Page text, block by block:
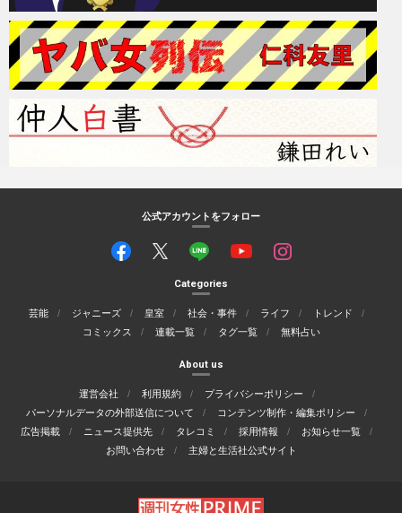
公式アカウントをフォロー
Categories
芸能 ジャニーズ 皇室 社会・事件 ライフ
トレンド
コミックス
連載一覧 タグ一覧 無料占い
About us
運営会社 利用規約
プライバシーポリシー
パーソナルデータの外部送信について
コンテンツ制作・編集ポリシー
広告掲載
ニュース提供先 タレコミ 採用情報
お知らせ一覧
お問い合わせ
主婦と生活社公式サイト